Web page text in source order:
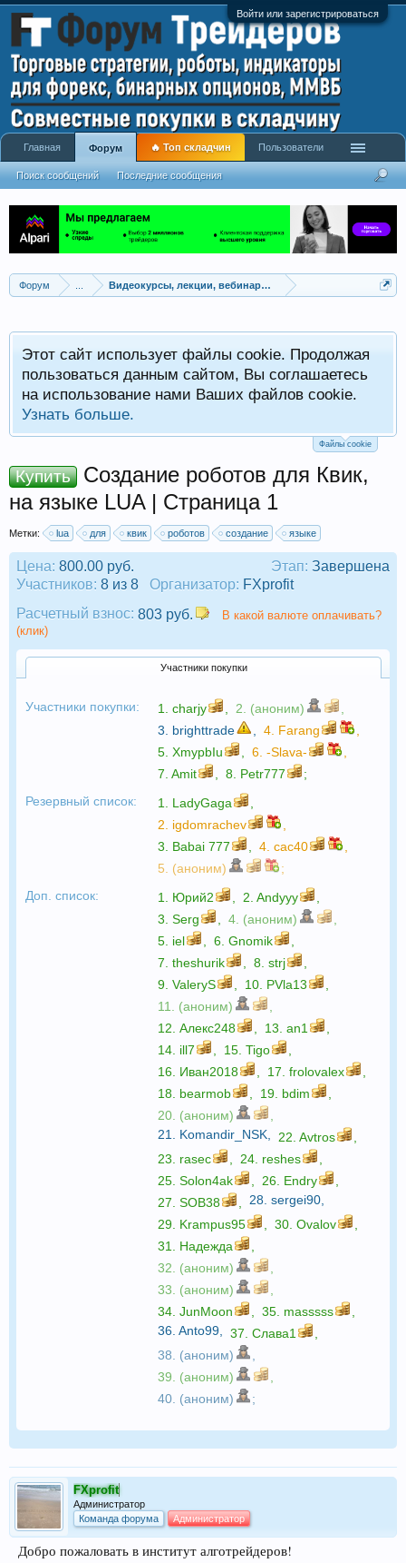
Войти или зарегистрироваться
Форум Видеокурсы, лекции, вебинары, учебный материал
Этот сайт использует файлы cookie. Продолжая
пользоваться данным сайтом, Вы соглашаетесь
на использование нами Ваших файлов cookie.
Узнать больше.
Файлы cookie
Купить
Создание роботов для Квик,
на языке LUA | Страница 1
Метки: lua для квик роботов создание языке
Этап: Завершена
Цена: 800.00 руб.
Участников: 8 из 8 Организатор: FXprofit
Расчетный взнос: 803 руб.
В какой валюте оплачивать?
(клик)
Участники покупки
Участники покупки: 1. charjy 2. (аноним)
3. brighttrade 4. Farang
5. XmypbIu 6. -Slava-
7. Amit 8. Petr777
;
Резервный список:
1. LadyGaga
2. igdomrachev
3. Babai 777 4. cac40
5. (аноним)
;
Доп. список:
1. Юрий2 2. Andyyy
3. Serg 4. (аноним)
5. iel 6. Gnomik
7. theshurik 8. strj
9. ValeryS 10. PVla13
11. (аноним)
12. Алекс248 13. an1
14. ill7 15. Tigo
16. Иван2018 17. frolovalex
18. bearmob 19. bdim
20. (аноним)
21. Komandir_NSK 22. Avtros
23. rasec 24. reshes
25. Solon4ak 26. Endry
27. SOB38 28. sergei90
29. Krampus95 30. Ovalov
31. Надежда
32. (аноним)
33. (аноним)
34. JunMoon 35. masssss
36. Anto99 37. Слава1
38. (аноним)
39. (аноним)
40. (аноним)
;
FXprofit
Администратор
Команда форума
Администратор
Добро пожаловать в институт алготрейдеров!
Главная Форум
Поиск сообщений Последние сообщения
🔥 Топ складчин Пользователи